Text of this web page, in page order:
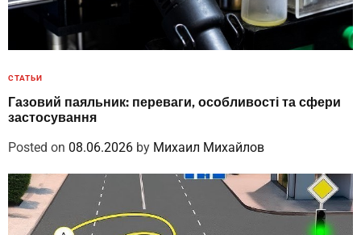
СТАТЬИ
Газовий паяльник: переваги, особливості та сфери
застосування
Posted on 08.06.2026 by Михаил Михайлов